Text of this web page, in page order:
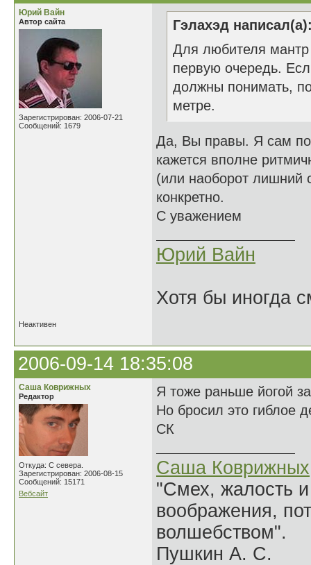
Юрий Вайн
Автор сайта
Зарегистрирован: 2006-07-21
Сообщений: 1679
Гэлахэд
Для любителя мантр
первую очередь.
должны понимать,
метре.
Да, Вы правы. Я сам
кажется вполне
(или наоборот лишний
конкретно.
С уважением
Юрий Вайн
Хотя бы иногда
Неактивен
2006-09-14 18:35:08
Саша Коврижных
Редактор
Откуда: С севера.
Зарегистрирован: 2006-08-15
Сообщений: 15171
Вебсайт
Я тоже раньше йогой
Но бросил это гиблое
СК
Саша Коврижных
"Смех, жалость
воображения,
волшебством".
Пушкин А. С.